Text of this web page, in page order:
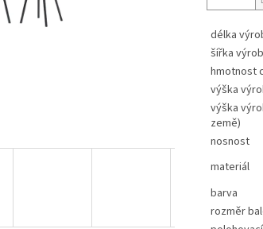
délka
šířka
hmotnost
výška
výška
země)
nosnost
materiál
barva
rozměr